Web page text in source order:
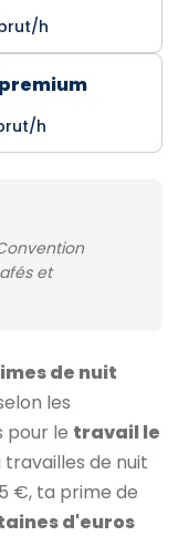
h
h
et
de nuit
les
pour le travail le
de nuit
€, ta prime de
d'euros